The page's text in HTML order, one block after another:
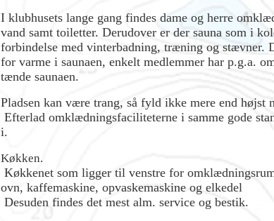
I klubhusets lange gang findes dame og herre
vand samt toiletter. Derudover er der sauna som i
forbindelse med vinterbadning, træning og stævner.
for varme i saunaen, enkelt medlemmer har p.g.a.
tænde saunaen.
Pladsen kan være trang, så fyld ikke mere end højst
Efterlad omklædningsfaciliteterne i samme gode
i.
Køkken.
Køkkenet som ligger til venstre for
ovn, kaffemaskine, opvaskemaskine og elkedel
Desuden findes det mest alm. service og bestik.